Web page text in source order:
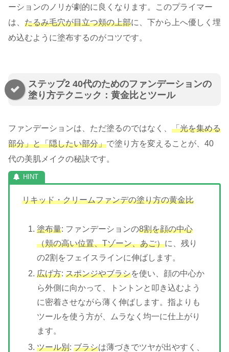
ーションのノリが劇的に良くなります。このプライマー
は、 たるみ毛穴が目立つ頬の上部に、下から上へ優しく埋
め込むように塗布するのがコツです。
ステップ2 40代のためのファンデーションの
塗り方テクニック：黄金比とツール
ファンデーションは、ただ塗るのではなく、 「光を集める
部分」と「隠したい部分」で塗り方を変えることが、40
代の美肌メイクの秘訣です。
リキッド・クリームファンデの塗り方の黄金比
塗布量: ファンデーションの8割を顔の中心
（頬の高い位置、Tゾーン、あご）に、残り
の2割をフェイスラインに伸ばします。
広げ方:スポンジやブラシを使い、顔の中心か
ら外側に向かって、トントンと叩き込むよう
に密着させながら薄く伸ばします。指よりも
ツールを使う方が、ムラなく均一に仕上がり
ます。
ツール別:ブラシは薄づきでツヤが出やすく、